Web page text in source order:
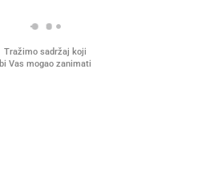
Tražimo sadržaj koji
bi Vas mogao zanimati